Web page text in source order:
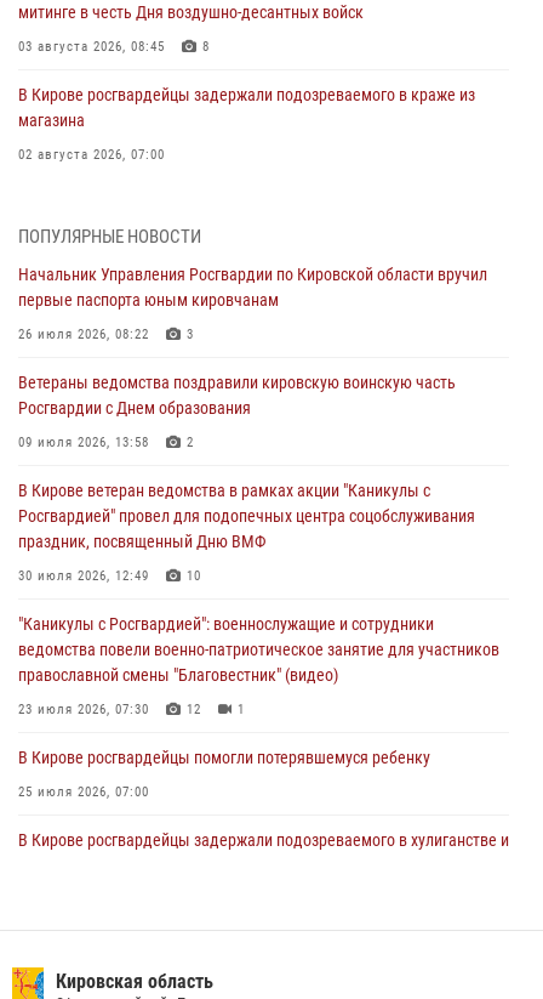
митинге в честь Дня воздушно-десантных войск
03 августа 2026, 08:45 8
В Кирове росгвардейцы задержали подозреваемого в краже из
магазина
02 августа 2026, 07:00
Российской Федерации
В Росгвардии вспоминают российских воинов, погибших в Первой
мировой войне 1914-1918 годов
В Кирове офицер Росгвардии стал победителем открытого
шахматного турнира
Директор Росгвардии Герой России генерал армии Виктор Золотов
поздравил специалистов подразделений тыла с профессиональным
праздником
ПОПУЛЯРНЫЕ НОВОСТИ
Начальник Управления Росгвардии по Кировской области вручил
первые паспорта юным кировчанам
26 июля 2026, 08:22 3
Ветераны ведомства поздравили кировскую воинскую часть
Росгвардии с Днем образования
09 июля 2026, 13:58 2
В Кирове ветеран ведомства в рамках акции "Каникулы с
Росгвардией" провел для подопечных центра соцобслуживания
праздник, посвященный Дню ВМФ
30 июля 2026, 12:49 10
"Каникулы с Росгвардией": военнослужащие и сотрудники
ведомства повели военно-патриотическое занятие для участников
православной смены "Благовестник" (видео)
23 июля 2026, 07:30 12 1
В Кирове росгвардейцы помогли потерявшемуся ребенку
25 июля 2026, 07:00
В Кирове росгвардейцы задержали подозреваемого в хулиганстве и
вневедомственную охрану и поступления в ведомственные вузы
Кировская область